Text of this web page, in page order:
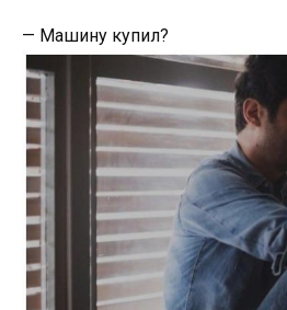
— Машину купил?